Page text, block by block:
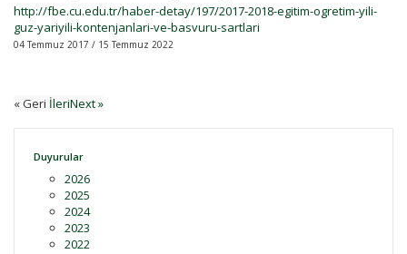
http://fbe.cu.edu.tr/haber-detay/197/2017-2018-egitim-ogretim-yili-
guz-yariyili-kontenjanlari-ve-basvuru-sartlari
04 Temmuz 2017 / 15 Temmuz 2022
« Geri İleriNext »
Duyurular
2026
2025
2024
2023
2022